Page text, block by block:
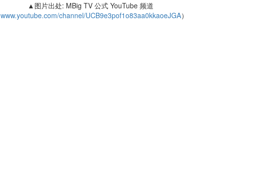
▲图片出处: MBig TV 公式 YouTube 频道
www.youtube.com/channel/UCB9e3pof1o83aa0kkaoeJGA）